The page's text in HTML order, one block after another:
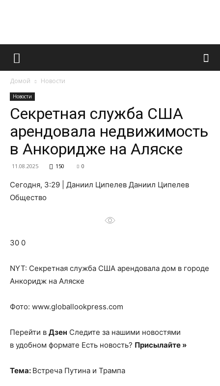
Французский
и
о
нем
Домой Новости
Новости
Секретная служба США
арендовала недвижимость
в Анкоридже на Аляске
11.08.2025 150 0
Сегодня, 3:29 | Даниил Ципелев Даниил Ципелев
Общество
30 0
NYT: Секретная служба США арендовала дом в городе
Анкоридж на Аляске
Фото: www.globallookpress.com
Перейти в Дзен Следите за нашими новостями
в удобном формате Есть новость? Присылайте »
Тема: Встреча Путина и Трампа